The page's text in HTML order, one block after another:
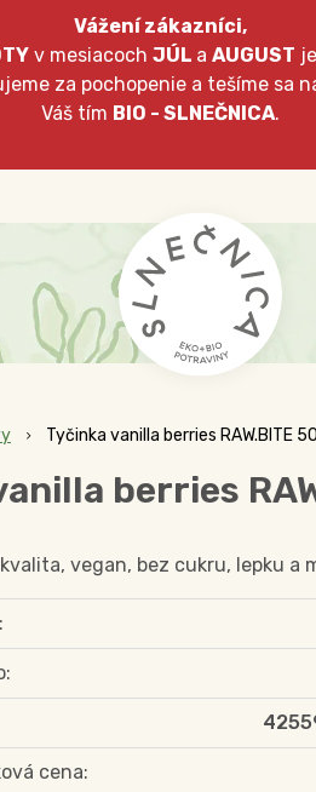
Vážení zákazníci,
v mesiacoch JÚL a AUGUST
za pochopenie a tešíme sa
Váš tím BIO - SLNEČNICA.
Tyčinka vanilla berries RAW.BITE
berries
vegan, bez cukru, lepku a
cena: